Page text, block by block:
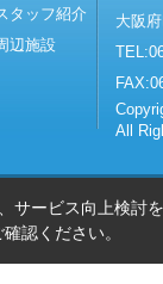
タッフ紹介
辺施設
大阪
All
サービス向上検討
確認ください。